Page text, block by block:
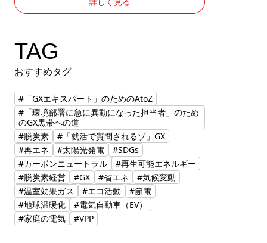
TAG
おすすめタグ
#「GXエキスパート」のためのAtoZ
#「環境部署に急に異動になった担当者」のため
のGX黒帯への道
#脱炭素
#「就活で質問されるゾ」GX
#再エネ
#太陽光発電
#SDGs
#カーボンニュートラル
#再生可能エネルギー
#脱炭素経営
#GX #省エネ
#気候変動
#温室効果ガス
#エコ活動
#節電
#地球温暖化
#電気自動車（EV）
#家庭の電気
#VPP